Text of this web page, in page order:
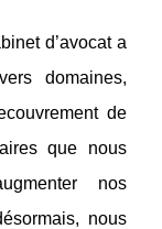
d’avocat a
domaines,
de
que nous
nos
nous